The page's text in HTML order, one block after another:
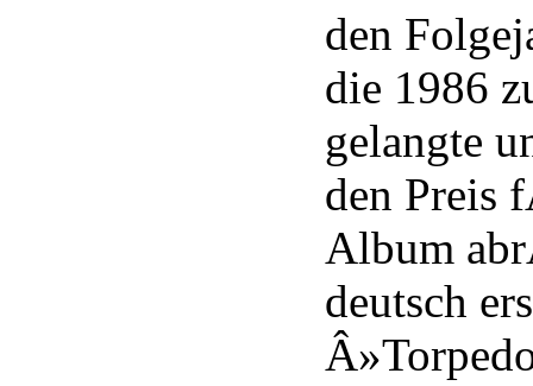
den
die 1986
gelangte
den Preis
Album
deutsch